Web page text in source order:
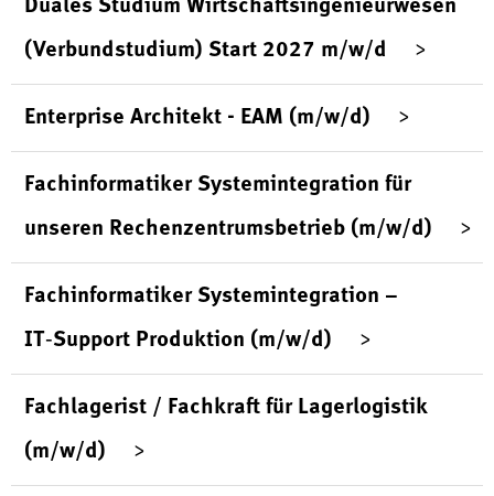
Duales Studium Wirtschaftsingenieurwesen
(Verbundstudium) Start 2027 m/w/d
Enterprise Architekt - EAM (m/w/d)
Fachinformatiker Systemintegration für
unseren Rechenzentrumsbetrieb (m/w/d)
Fachinformatiker Systemintegration –
IT‑Support Produktion (m/w/d)
Fachlagerist / Fachkraft für Lagerlogistik
(m/w/d)